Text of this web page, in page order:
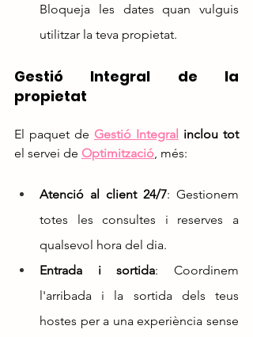
Bloqueja les dates quan vulguis
utilitzar la teva propietat.
Gestió Integral de la
propietat
El paquet de Gestió Integral
inclou tot
el servei de Optimització, més:
Atenció al client 24/7: Gestionem
totes les consultes i reserves a
qualsevol hora del dia.
Entrada i sortida: Coordinem
l'arribada i la sortida dels teus
hostes per a una experiència sense